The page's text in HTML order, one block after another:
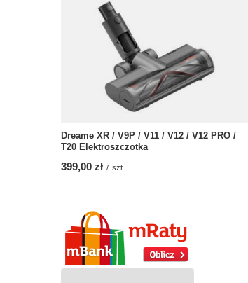
Dreame XR / V9P / V11 / V12 / V12 PRO /
T20 Elektroszczotka
399,00 zł / szt.